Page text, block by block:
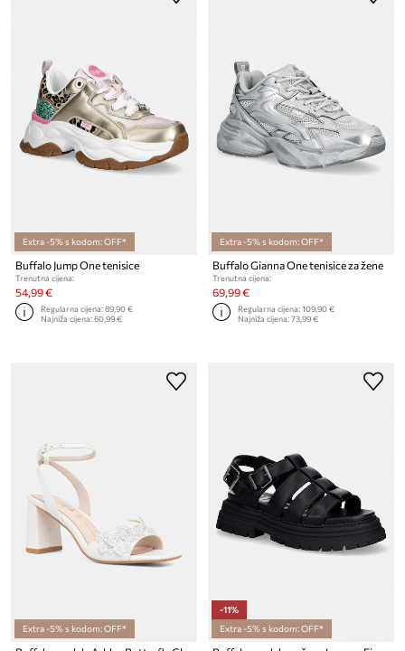
Extra -5% s kodom: OFF*
Buffalo Jump One tenisice
Trenutna cijena:
54,99 €
Regularna cijena:89,90 €
Najniža cijena:60,99 €
Extra -5% s kodom: OFF*
Buffalo Gianna One tenisice za žene
Trenutna cijena:
69,99 €
Regularna cijena:109,90 €
Najniža cijena:73,99 €
Extra -5% s kodom: OFF*
-11%
Extra -5% s kodom: OFF*